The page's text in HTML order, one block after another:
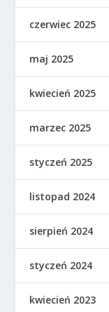
czerwiec 2025
maj 2025
kwiecień 2025
marzec 2025
styczeń 2025
listopad 2024
sierpień 2024
styczeń 2024
kwiecień 2023